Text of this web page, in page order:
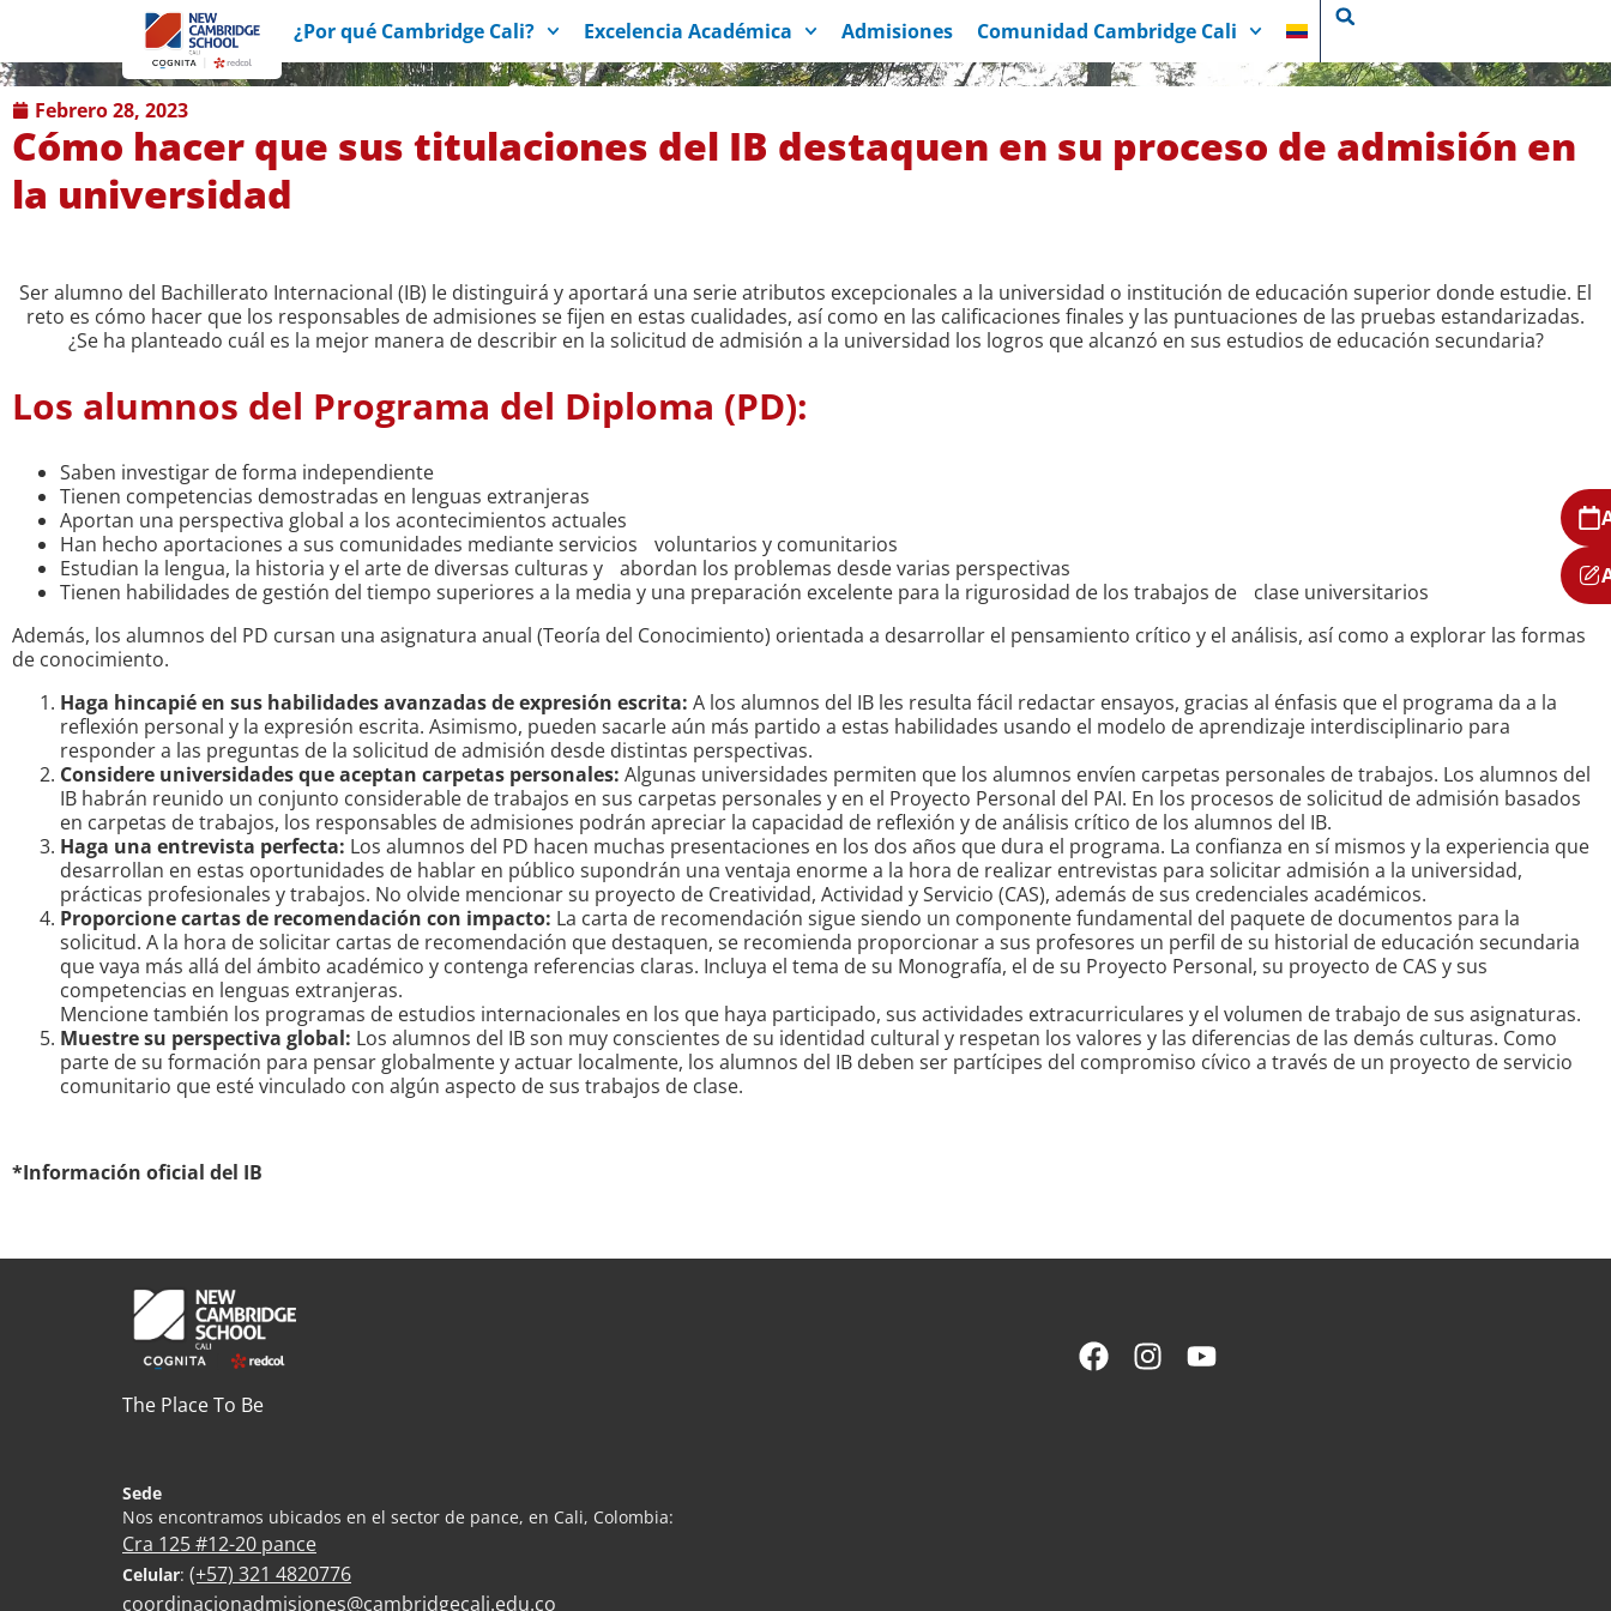
¿Por qué Cambridge Cali? Excelencia Académica Admisiones Comunidad Cambridge Cali
febrero 28, 2023
Cómo hacer que sus titulaciones del IB destaquen en su proceso de admisión en
la universidad
Ser alumno del Bachillerato Internacional (IB) le distinguirá y aportará una serie atributos excepcionales a la universidad o institución de educación superior donde estudie. El
reto es cómo hacer que los responsables de admisiones se fijen en estas cualidades, así como en las calificaciones finales y las puntuaciones de las pruebas estandarizadas.
¿Se ha planteado cuál es la mejor manera de describir en la solicitud de admisión a la universidad los logros que alcanzó en sus estudios de educación secundaria?
Los alumnos del Programa del Diploma (PD):
Saben investigar de forma independiente
Tienen competencias demostradas en lenguas extranjeras
Aportan una perspectiva global a los acontecimientos actuales
Han hecho aportaciones a sus comunidades mediante servicios voluntarios y comunitarios
Estudian la lengua, la historia y el arte de diversas culturas y abordan los problemas desde varias perspectivas
Tienen habilidades de gestión del tiempo superiores a la media y una preparación excelente para la rigurosidad de los trabajos de clase universitarios
Además, los alumnos del PD cursan una asignatura anual (Teoría del Conocimiento) orientada a desarrollar el pensamiento crítico y el análisis, así como a explorar las formas
de conocimiento.
Haga hincapié en sus habilidades avanzadas de expresión escrita: A los alumnos del IB les resulta fácil redactar ensayos, gracias al énfasis que el programa da a la
reflexión personal y la expresión escrita. Asimismo, pueden sacarle aún más partido a estas habilidades usando el modelo de aprendizaje interdisciplinario para
responder a las preguntas de la solicitud de admisión desde distintas perspectivas.
Considere universidades que aceptan carpetas personales: Algunas universidades permiten que los alumnos envíen carpetas personales de trabajos. Los alumnos del
IB habrán reunido un conjunto considerable de trabajos en sus carpetas personales y en el Proyecto Personal del PAI. En los procesos de solicitud de admisión basados
en carpetas de trabajos, los responsables de admisiones podrán apreciar la capacidad de reflexión y de análisis crítico de los alumnos del IB.
Haga una entrevista perfecta: Los alumnos del PD hacen muchas presentaciones en los dos años que dura el programa. La confianza en sí mismos y la experiencia que
desarrollan en estas oportunidades de hablar en público supondrán una ventaja enorme a la hora de realizar entrevistas para solicitar admisión a la universidad,
prácticas profesionales y trabajos. No olvide mencionar su proyecto de Creatividad, Actividad y Servicio (CAS), además de sus credenciales académicos.
Proporcione cartas de recomendación con impacto: La carta de recomendación sigue siendo un componente fundamental del paquete de documentos para la
solicitud. A la hora de solicitar cartas de recomendación que destaquen, se recomienda proporcionar a sus profesores un perfil de su historial de educación secundaria
que vaya más allá del ámbito académico y contenga referencias claras. Incluya el tema de su Monografía, el de su Proyecto Personal, su proyecto de CAS y sus
competencias en lenguas extranjeras.
Mencione también los programas de estudios internacionales en los que haya participado, sus actividades extracurriculares y el volumen de trabajo de sus asignaturas.
Muestre su perspectiva global: Los alumnos del IB son muy conscientes de su identidad cultural y respetan los valores y las diferencias de las demás culturas. Como
parte de su formación para pensar globalmente y actuar localmente, los alumnos del IB deben ser partícipes del compromiso cívico a través de un proyecto de servicio
comunitario que esté vinculado con algún aspecto de sus trabajos de clase.
*Información oficial del IB
The Place To Be
Sede
Nos encontramos ubicados en el sector de pance, en Cali, Colombia:
Cra 125 #12-20 pance
Celular: (+57) 321 4820776
coordinacionadmisiones@cambridgecali.edu.co